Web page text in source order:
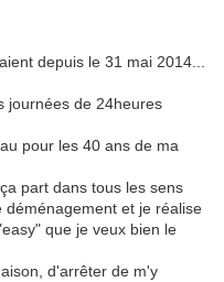
depuis le 31 mai 2014...
journées de 24heures
pour les 40 ans de ma
part dans tous les sens
et je réalise
que je veux bien le
d'arrêter de m'y